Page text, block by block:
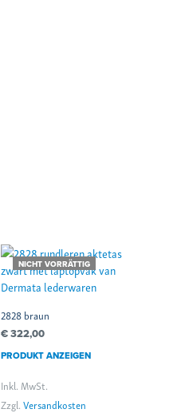
NICHT VORRÄTTIG
2828 braun
€322,00
PRODUKT ANZEIGEN
Inkl. MwSt.
Zzgl. Versandkosten